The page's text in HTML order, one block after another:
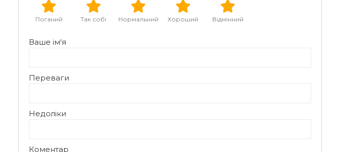
Відмінний
Хороший
Нормальний
Так собі
Поганий
Ваше ім'я
Переваги
Недоліки
Коментар